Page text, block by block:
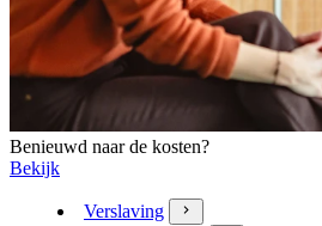
Benieuwd naar de kosten?
Bekijk
Verslaving